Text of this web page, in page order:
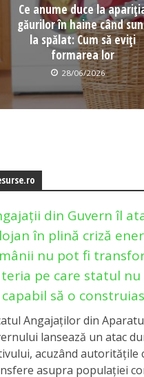
Ce anume duce la
găurilor în haine când
la spălat: Cum să eviți
formarea lor
28/06/2026
din Guvern îl
în plină criză
nu pot fi
pe care statul
capabil să o
Angajaților din
lansează un atac
acuzând autoritățile
asupra populației